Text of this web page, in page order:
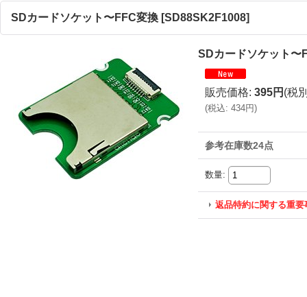
SDカードソケット〜FFC変換 [SD88SK2F1008]
SDカードソケット〜
販売価格: 395円 (税
(税込: 434円)
参考在庫数24点
数量:
返品特約に関する重要